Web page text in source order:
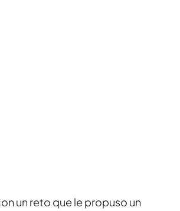
un reto que le propuso un